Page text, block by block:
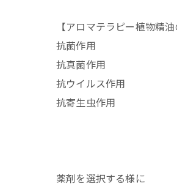
【アロマテラピー植物精
抗菌作用
抗真菌作用
抗ウイルス作用
抗寄生虫作用
薬剤を選択する様に